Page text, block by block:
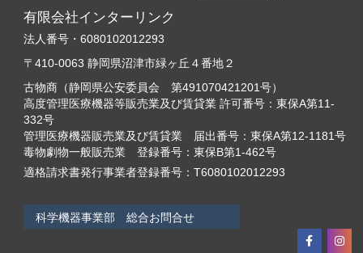
有限会社インターリンク
法人番号・6080102012293
〒410-0063 静岡県沼津市緑ヶ丘４番地２
古物商（静岡県公安委員会 第491070421201号）
高度管理医療機器等販売業及び賃貸業 許可番号：東保A第11-
332号
管理医療機器販売業及び賃貸業 届出番号：東保A第12-1181号
毒物劇物一般販売業 登録番号：東保B第1-462号
適格請求書発行事業者登録番号：T6080102012293
科学機器事業部 総合お問合せ